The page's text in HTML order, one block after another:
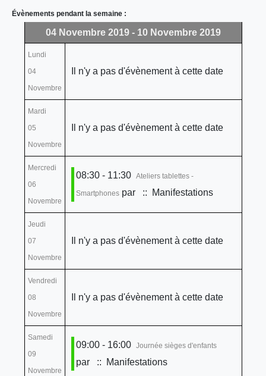
Évènements pendant la semaine :
04 Novembre 2019 - 10 Novembre 2019
Lundi
04
Novembre
Il n'y a pas d'évènement à cette date
Mardi
05
Novembre
Il n'y a pas d'évènement à cette date
Mercredi
06
Novembre
08:30 - 11:30 Ateliers tablettes -
Smartphonespar :: Manifestations
Jeudi
07
Novembre
Il n'y a pas d'évènement à cette date
Vendredi
08
Novembre
Il n'y a pas d'évènement à cette date
Samedi
09
Novembre
09:00 - 16:00 Journée sièges d'enfants
par :: Manifestations